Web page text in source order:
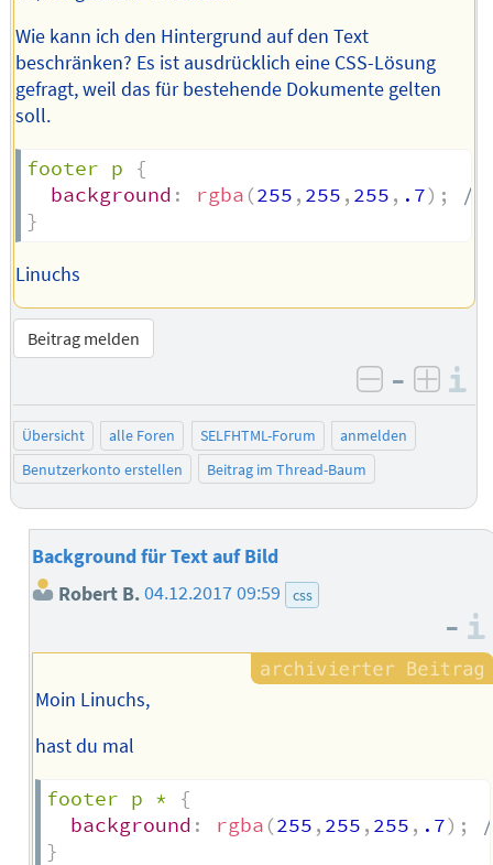
Wie kann ich den Hintergrund auf den Text
beschränken? Es ist ausdrücklich eine CSS-Lösung
gefragt, weil das für bestehende Dokumente gelten
soll.
footer p
{
background : rgba (255 , 255 , 255 , .7) ;
/*
}
Linuchs
Beitrag melden
negativ
–
Übersicht alle Foren SELFHTML-Forum
anmelden
Benutzerkonto erstellen
Beitrag im Thread-Baum
Background für Text auf Bild
Robert B.04.12.2017 09:59 css
–
Moin Linuchs,
hast du mal
footer p *
{
background : rgba (255 , 255 , 255 , .7) ;
}